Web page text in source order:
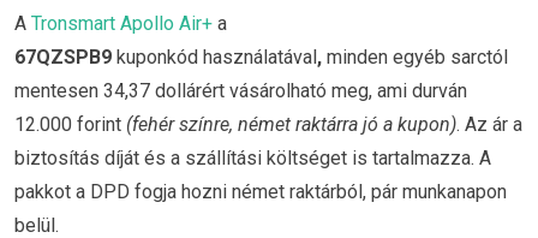
A Tronsmart Apollo Air+ a
67QZSPB9 kuponkód használatával, minden egyéb sarctól
mentesen 34,37 dollárért vásárolható meg, ami durván
12.000 forint (fehér színre, német raktárra jó a kupon). Az ár a
biztosítás díját és a szállítási költséget is tartalmazza. A
pakkot a DPD fogja hozni német raktárból, pár munkanapon
belül.